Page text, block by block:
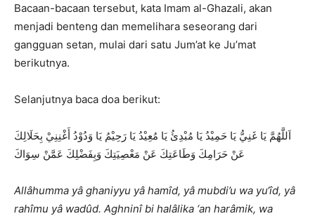
Bacaan-bacaan tersebut, kata Imam al-Ghazali, akan
menjadi benteng dan memelihara seseorang dari
gangguan setan, mulai dari satu Jum’at ke Ju’mat
berikutnya.
Selanjutnya baca doa berikut:
اَللَّهُمَّ يَا غَنِيُّ يَا حَمِيْدُ يَا مُبْدِئُ يَا مُعِيْدُ يَا رَحِيْمُ يَا وَدُوْدُ أَغْنِنِيْ بِحَلَالِكَ
عَنْ حَرَامِكَ وَطَاعَتِكَ عَنْ مَعْصِيَتِكَ وَبِفَضْلِكَ عَمَّنْ سِوَاكَ
Allâhumma yâ ghaniyyu yâ hamîd, yâ mubdi’u wa yu‘îd, yâ
rahîmu yâ wadûd. Aghninî bi halâlika ‘an harâmik, wa